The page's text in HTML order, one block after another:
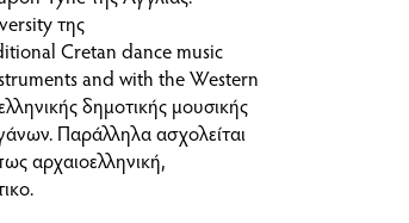
της
Cretan dance music
and with the Western
δημοτικής μουσικής
Παράλληλα ασχολείται
αρχαιοελληνική,